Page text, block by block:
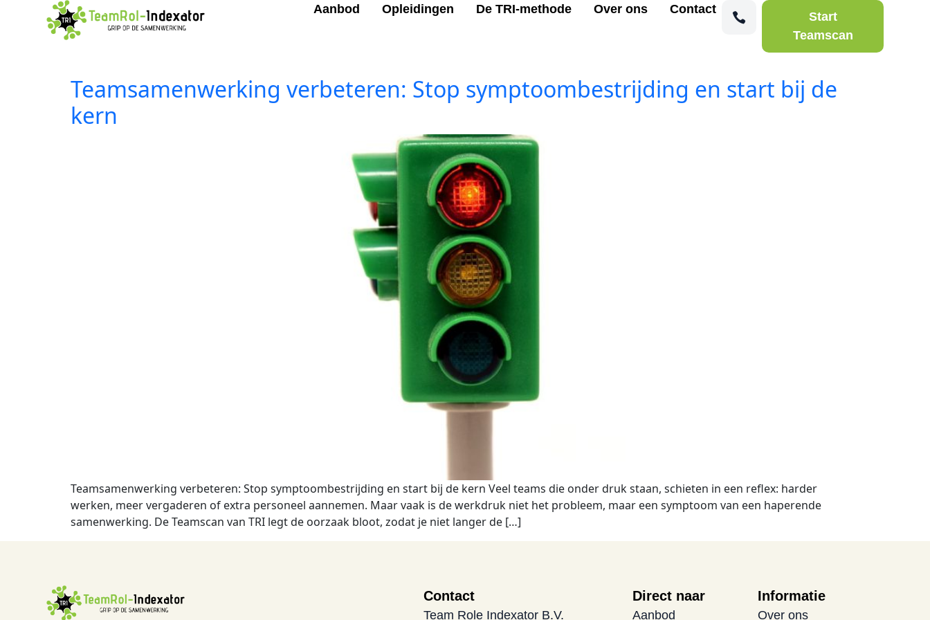
Aanbod Opleidingen De TRI-methode Over ons Contact
Start
Teamscan
Teamsamenwerking verbeteren: Stop symptoombestrijding en start bij de
kern
Teamsamenwerking verbeteren: Stop symptoombestrijding en start bij de kern Veel teams die onder druk staan, schieten in een reflex: harder
werken, meer vergaderen of extra personeel aannemen. Maar vaak is de werkdruk niet het probleem, maar een symptoom van een haperende
samenwerking. De Teamscan van TRI legt de oorzaak bloot, zodat je niet langer de […]
Contact
Team Role Indexator B.V.
Direct naar
Aanbod
Informatie
Over ons